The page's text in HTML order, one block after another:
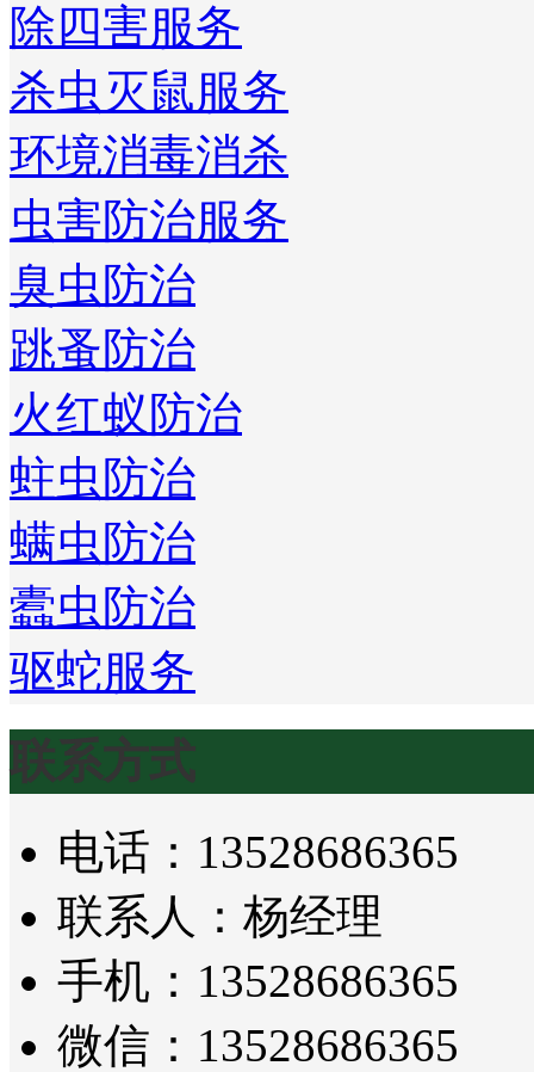
除四害服务
杀虫灭鼠服务
环境消毒消杀
虫害防治服务
臭虫防治
跳蚤防治
火红蚁防治
蛀虫防治
螨虫防治
蠹虫防治
驱蛇服务
联系方式
电话：13528686365
联系人：杨经理
手机：13528686365
微信：13528686365